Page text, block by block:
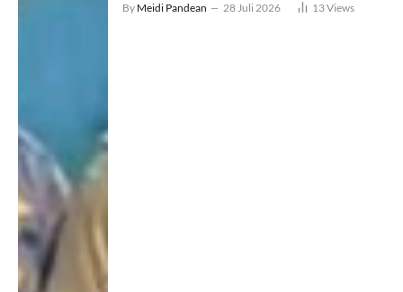
By Meidi Pandean 28 Juli 2026 13Views